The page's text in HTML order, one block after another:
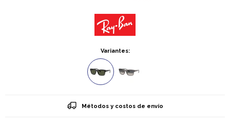
Variantes:
Métodos y costos de envío